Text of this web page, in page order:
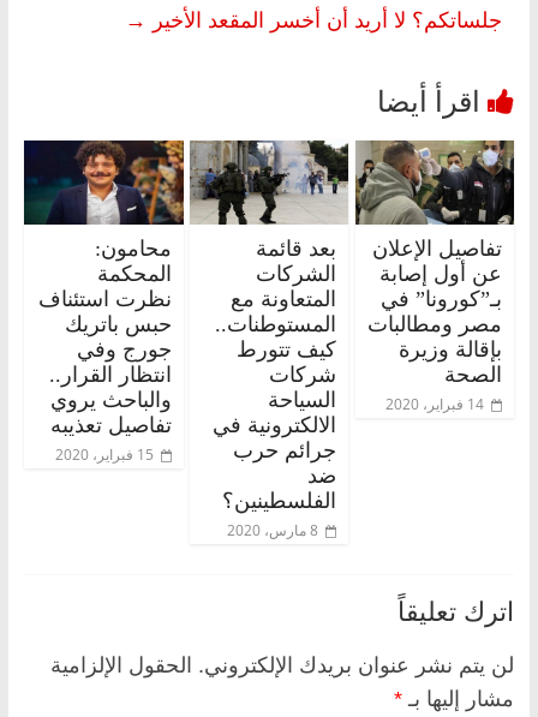
جلساتكم؟ لا أريد أن أخسر المقعد الأخير →
تفاصيل الإعلان
عن أول إصابة
بـ”كورونا” في
مصر ومطالبات
بإقالة وزيرة
الصحة
14 فبراير، 2020
بعد قائمة
الشركات
المتعاونة مع
المستوطنات..
كيف تتورط
شركات
السياحة
الالكترونية في
جرائم حرب
ضد
الفلسطينين؟
8 مارس، 2020
محامون:
المحكمة
نظرت استئناف
حبس باتريك
جورج وفي
انتظار القرار..
والباحث يروي
تفاصيل تعذيبه
15 فبراير، 2020
اترك تعليقاً
لن يتم نشر عنوان بريدك الإلكتروني. الحقول الإلزامية
مشار إليها بـ *